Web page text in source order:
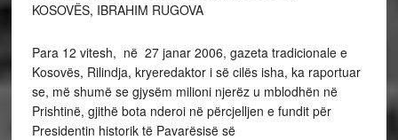
KOSOVËS, IBRAHIM RUGOVA
Para 12 vitesh, në 27 janar 2006, gazeta tradicionale e
Kosovës, Rilindja, kryeredaktor i së cilës isha, ka raportuar
se, më shumë se gjysëm milioni njerëz u mblodhën në
Prishtinë, gjithë bota nderoi në përcjelljen e fundit për
Presidentin historik të Pavarësisë së